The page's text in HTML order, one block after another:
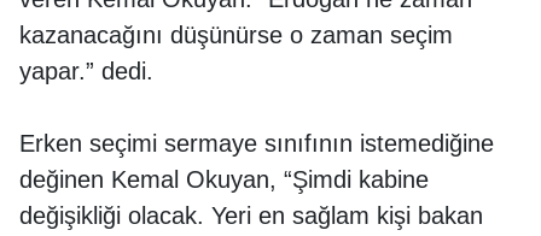
kazanacağını düşünürse o zaman seçim
yapar.” dedi.
Erken seçimi sermaye sınıfının istemediğine
değinen Kemal Okuyan, “Şimdi kabine
değişikliği olacak. Yeri en sağlam kişi bakan